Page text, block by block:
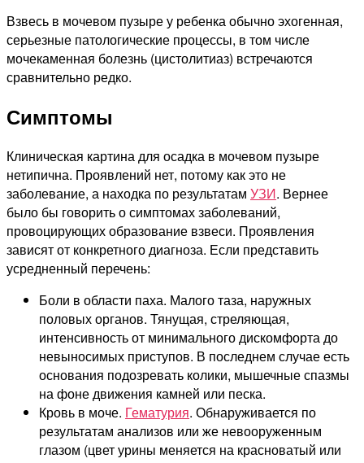
Взвесь в мочевом пузыре у ребенка обычно эхогенная,
серьезные патологические процессы, в том числе
мочекаменная болезнь (цистолитиаз) встречаются
сравнительно редко.
Симптомы
Клиническая картина для осадка в мочевом пузыре
нетипична. Проявлений нет, потому как это не
заболевание, а находка по результатам УЗИ. Вернее
было бы говорить о симптомах заболеваний,
провоцирующих образование взвеси. Проявления
зависят от конкретного диагноза. Если представить
усредненный перечень:
Боли в области паха. Малого таза, наружных
половых органов. Тянущая, стреляющая,
интенсивность от минимального дискомфорта до
невыносимых приступов. В последнем случае есть
основания подозревать колики, мышечные спазмы
на фоне движения камней или песка.
Кровь в моче. Гематурия. Обнаруживается по
результатам анализов или же невооруженным
глазом (цвет урины меняется на красноватый или